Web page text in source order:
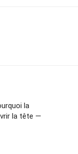
la
la tête —